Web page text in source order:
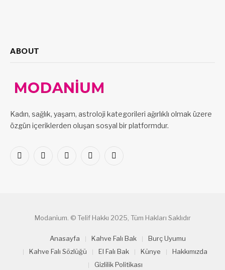
ABOUT
Kadın, sağlık, yaşam, astroloji kategorileri ağırlıklı olmak üzere
özgün içeriklerden oluşan sosyal bir platformdur.
Facebook
X
PinterestLinkedInVKontakte
Modanium. © Telif Hakkı 2025, Tüm Hakları Saklıdır
Anasayfa Kahve Falı Bak
Burç Uyumu
Kahve Falı Sözlüğü
El Falı Bak Künye
Hakkımızda
Gizlilik Politikası